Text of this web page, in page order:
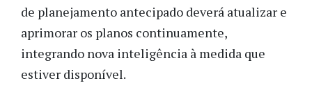
de planejamento antecipado deverá atualizar e
aprimorar os planos continuamente,
integrando nova inteligência à medida que
estiver disponível.